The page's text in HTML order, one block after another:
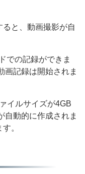
と、動画撮影が自
での記録ができま
画記録は開始されま
イルサイズが4GB
自動的に作成されま
。